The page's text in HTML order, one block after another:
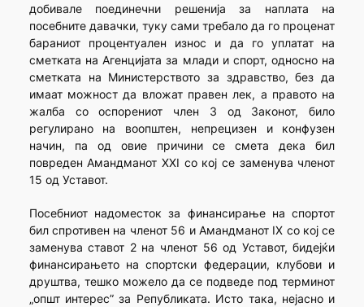
добивале поединечни решенија за наплата на
посебните давачки, туку сами требало да го проценат
бараниот процентуален износ и да го уплатат на
сметката на Агенцијата за млади и спорт, односно на
сметката на Министерството за здравство, без да
имаат можност да вложат правен лек, а правото на
жалба со оспорениот член 3 од Законот, било
регулирано на воопштен, непрецизен и конфузен
начин, па од овие причини се смета дека бил
повреден Амандманот XXI со кој се заменува членот
15 од Уставот.
Посебниот надоместок за финансирање на спортот
бил спротивен на членот 56 и Амандманот IX со кој се
заменува ставот 2 на членот 56 од Уставот, бидејќи
финансирањето на спортски федерации, клубови и
друштва, тешко можело да се подведе под терминот
„општ интерес” за Републиката. Исто така, нејасно и